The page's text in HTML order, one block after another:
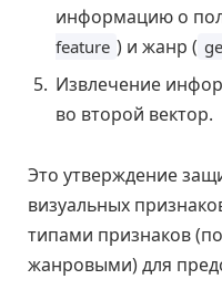
информацию о
feature ) и жанр (
Извлечение
во второй вектор.
Это утверждение
визуальных
типами признаков
жанровыми) для